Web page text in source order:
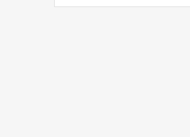
ス」 株式会社カナイ